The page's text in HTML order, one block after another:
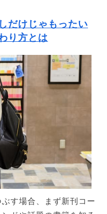
だけじゃもったい
り方とは
す場合、まず新刊コー